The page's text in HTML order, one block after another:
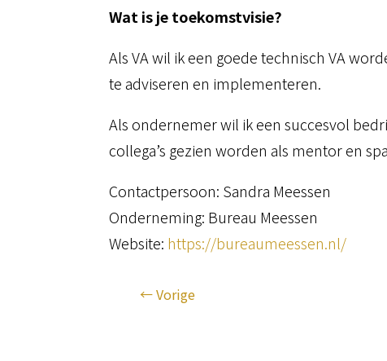
Wat is je toekomstvisie?
Als VA wil ik een goede technisch VA
te adviseren en implementeren.
Als ondernemer wil ik een succesvol
collega’s gezien worden als mentor en
Contactpersoon: Sandra Meessen
Onderneming: Bureau Meessen
Website: https://bureaumeessen.nl/
←Vorige